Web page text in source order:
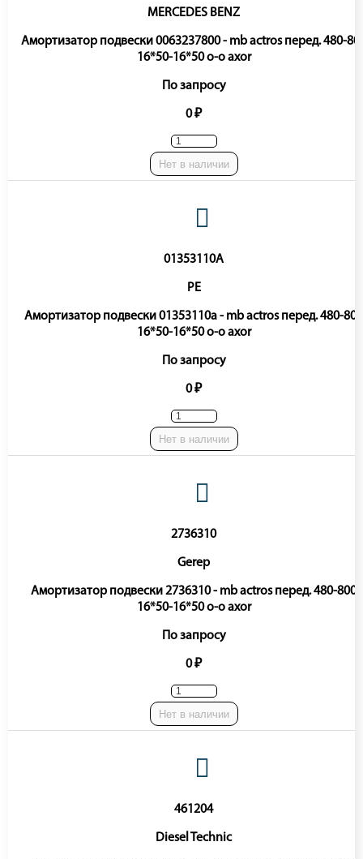
MERCEDES BENZ
Амортизатор подвески 0063237800 - mb actros перед. 480-
16*50-16*50 o-o axor
По запросу
0 ₽
Нет в наличии
01353110A
PE
Амортизатор подвески 01353110a - mb actros перед. 480-800
16*50-16*50 o-o axor
По запросу
0 ₽
Нет в наличии
2736310
Gerep
Амортизатор подвески 2736310 - mb actros перед. 480-800
16*50-16*50 o-o axor
По запросу
0 ₽
Нет в наличии
461204
Diesel Technic